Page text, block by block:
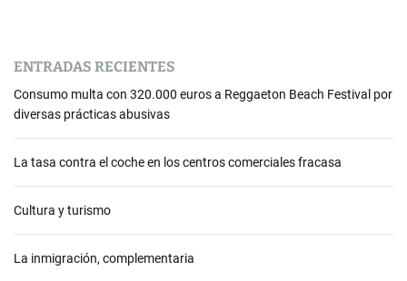
ENTRADAS RECIENTES
Consumo multa con 320.000 euros a Reggaeton Beach Festival por
diversas prácticas abusivas
La tasa contra el coche en los centros comerciales fracasa
Cultura y turismo
La inmigración, complementaria